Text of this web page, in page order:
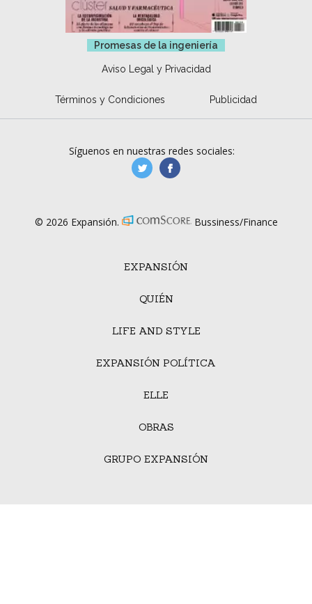
Promesas de la ingeniería
Aviso Legal y Privacidad
Términos y Condiciones Publicidad
EXPANSIÓN
QUIÉN
LIFE AND STYLE
EXPANSIÓN POLÍTICA
ELLE
OBRAS
GRUPO EXPANSIÓN
Síguenos en nuestras redes sociales:
manufacturaGE
© 2026 Expansión. Bussiness/Finance